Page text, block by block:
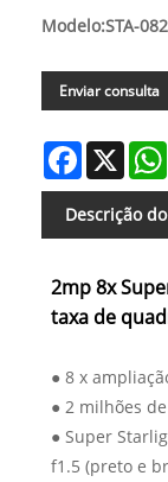
Modelo:STA-
Enviar consulta
Facebook
X
Descrição
2mp 8x
taxa de
● 8 x
● 2 milhões
● Super
f1.5 (preto e